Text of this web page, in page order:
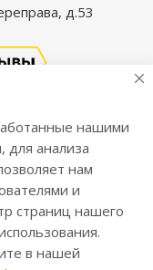
д.53
магазин
Практик.
металлических
дверей.
технических
носит справочный
нашими
для анализа
нам
и
страниц нашего
в нашей